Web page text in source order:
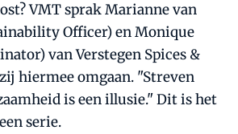
VMT sprak Marianne van
Officer) en Monique
van Verstegen Spices &
hiermee omgaan. "Streven
is een illusie." Dit is het
serie.